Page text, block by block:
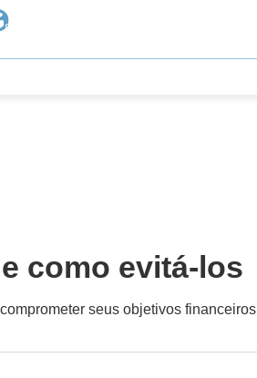
como evitá-los
seus objetivos financeiros